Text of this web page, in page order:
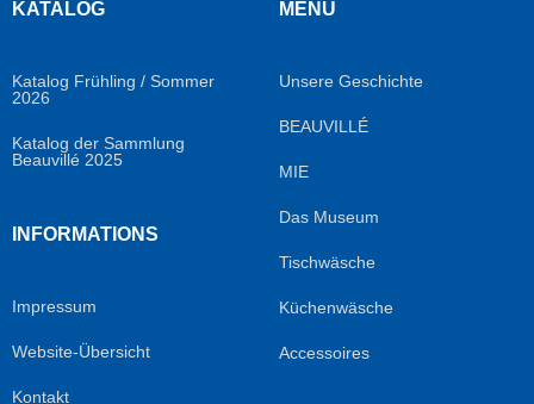
KATALOG
Katalog Frühling / Sommer
2026
Katalog der Sammlung
Beauvillé 2025
INFORMATIONS
Impressum
Website-Übersicht
Kontakt
MENU
Unsere Geschichte
BEAUVILLÉ
MIE
Das Museum
Tischwäsche
Küchenwäsche
Accessoires